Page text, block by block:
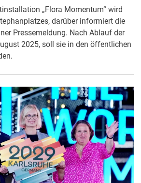
„Flora Momentum“ wird
darüber informiert die
Pressemeldung. Nach Ablauf der
2025, soll sie in den öffentlichen